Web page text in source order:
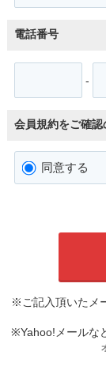
電話番号
-
会員規約をご確
同意する
※ご記入頂いたメ
※Yahoo!メールな